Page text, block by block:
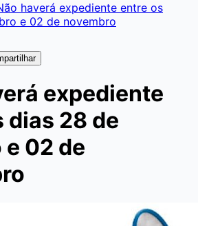
haverá expediente entre os
e 02 de novembro
expediente
dias 28 de
02 de